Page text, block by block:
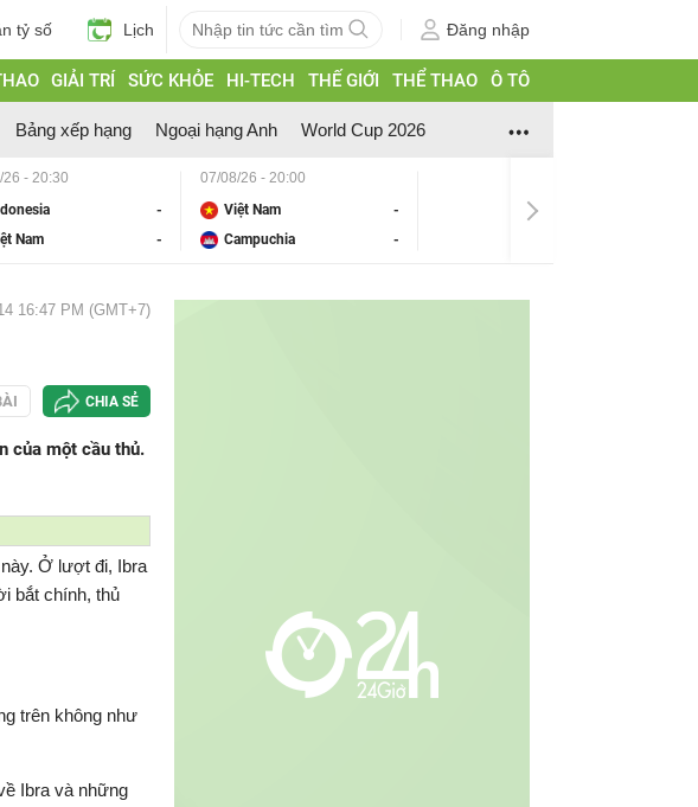
tỷ số Lịch Đăng nhập
GIẢI TRÍ SỨC KHỎE HI-TECH THẾ GIỚI THỂ THAO Ô TÔ
Bảng xếp hạng Ngoại hạng Anh World Cup 2026
- 20:30
-
Nam
-
07/08/26 - 20:00
Việt Nam
-
Campuchia
-
16:47 PM (GMT+7)
CHIA SẺ
của một cầu thủ.
Ở lượt đi, Ibra
bắt chính, thủ
trên không như
Ibra và những